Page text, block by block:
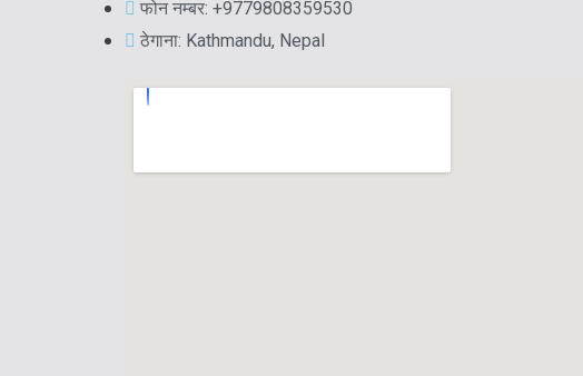
फोन नम्बर: +9779808359530
ठेगाना: Kathmandu, Nepal